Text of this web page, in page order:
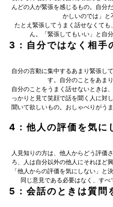
んどの人が緊張を感じるもの。自分
かしいのでは」と
たとえ緊張してうまく話せなくて
ん。「緊張してもいい」と自
3：自分ではなく相手
自分の言動に集中するあまり緊張し
す。自分のことをあま
自分のことをうまく話せないときは
っかりと見て笑顔で話を聞く人に対
聞いて欲しいもの。おしゃべりがう
4：他人の評価を気に
人見知りの方は、他人からどう評価
ろ、人は自分以外の他人にそれほど
「他人からの評価を気にしない」と
同じ意見である必要はなく、すべ
5：会話のときは質問